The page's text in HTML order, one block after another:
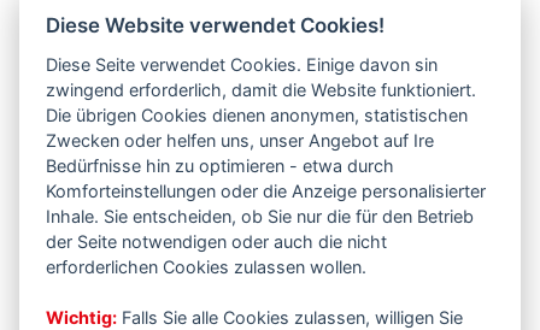
Diese Website verwendet Cookies!
Diese Seite verwendet Cookies. Einige davon sin
zwingend erforderlich, damit die Website funktioniert.
Die übrigen Cookies dienen anonymen, statistischen
Zwecken oder helfen uns, unser Angebot auf Ire
Bedürfnisse hin zu optimieren - etwa durch
Komforteinstellungen oder die Anzeige personalisierter
Inhale. Sie entscheiden, ob Sie nur die für den Betrieb
der Seite notwendigen oder auch die nicht
erforderlichen Cookies zulassen wollen.
Wichtig: Falls Sie alle Cookies zulassen, willigen Sie